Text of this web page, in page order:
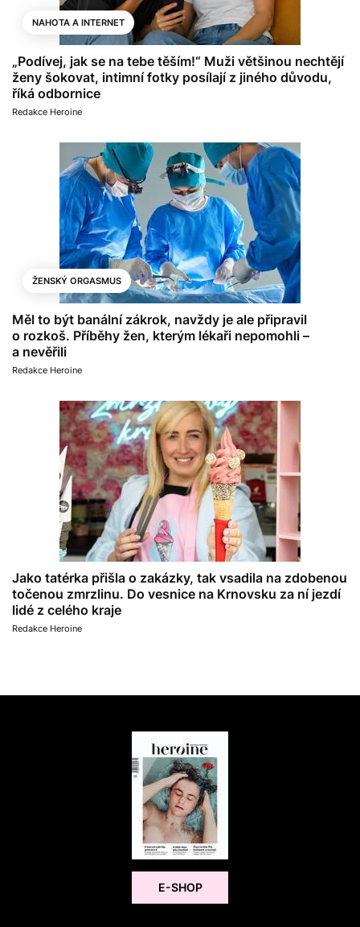
NAHOTA A INTERNET
„Podívej, jak se na tebe těším!“ Muži většinou nechtějí
ženy šokovat, intimní fotky posílají z jiného důvodu,
říká odbornice
Redakce Heroine
ŽENSKÝ ORGASMUS
Měl to být banální zákrok, navždy je ale připravil
o rozkoš. Příběhy žen, kterým lékaři nepomohli –
a nevěřili
Redakce Heroine
Jako tatérka přišla o zakázky, tak vsadila na zdobenou
točenou zmrzlinu. Do vesnice na Krnovsku za ní jezdí
lidé z celého kraje
Redakce Heroine
E-SHOP